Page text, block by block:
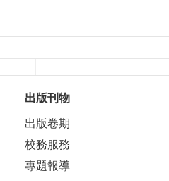
出版刊物
出版卷期
校務服務
專題報導